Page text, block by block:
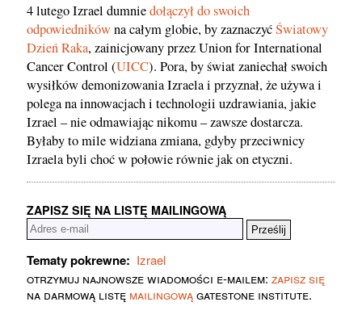
4 lutego Izrael dumniedołączył do swoich
odpowiednikówna całym globie, by zaznaczyćŚwiatowy
Dzień Raka, zainicjowany przez Union for International
Cancer Control (UICC). Pora, by świat zaniechał swoich
wysiłków demonizowania Izraela i przyznał, że używa i
polega na innowacjach i technologii uzdrawiania, jakie
Izrael – nie odmawiając nikomu – zawsze dostarcza.
Byłaby to mile widziana zmiana, gdyby przeciwnicy
Izraela byli choć w połowie równie jak on etyczni.
ZAPISZ SIĘ NA LISTĘ MAILINGOWĄ
Tematy pokrewne: Izrael
otrzymuj najnowsze wiadomości e-mailem: zapisz się
na darmową listę mailingowągatestone institute.